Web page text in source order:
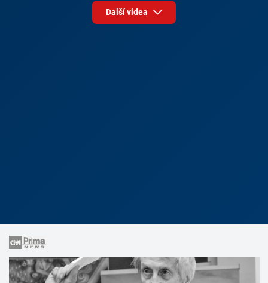
Další videa